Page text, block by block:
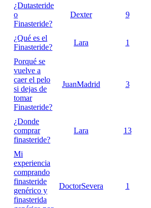
¿Dutasteride
o
Finasteride?
Dexter 9
¿Qué es el
Finasteride?
Lara 1
Porqué se
vuelve a
caer el pelo
si dejas de
tomar
Finasteride?
JuanMadrid 3
¿Donde
comprar
finasteride?
Lara 13
Mi
experiencia
comprando
finasteride
genérico y
finasterida
DoctorSevera 1